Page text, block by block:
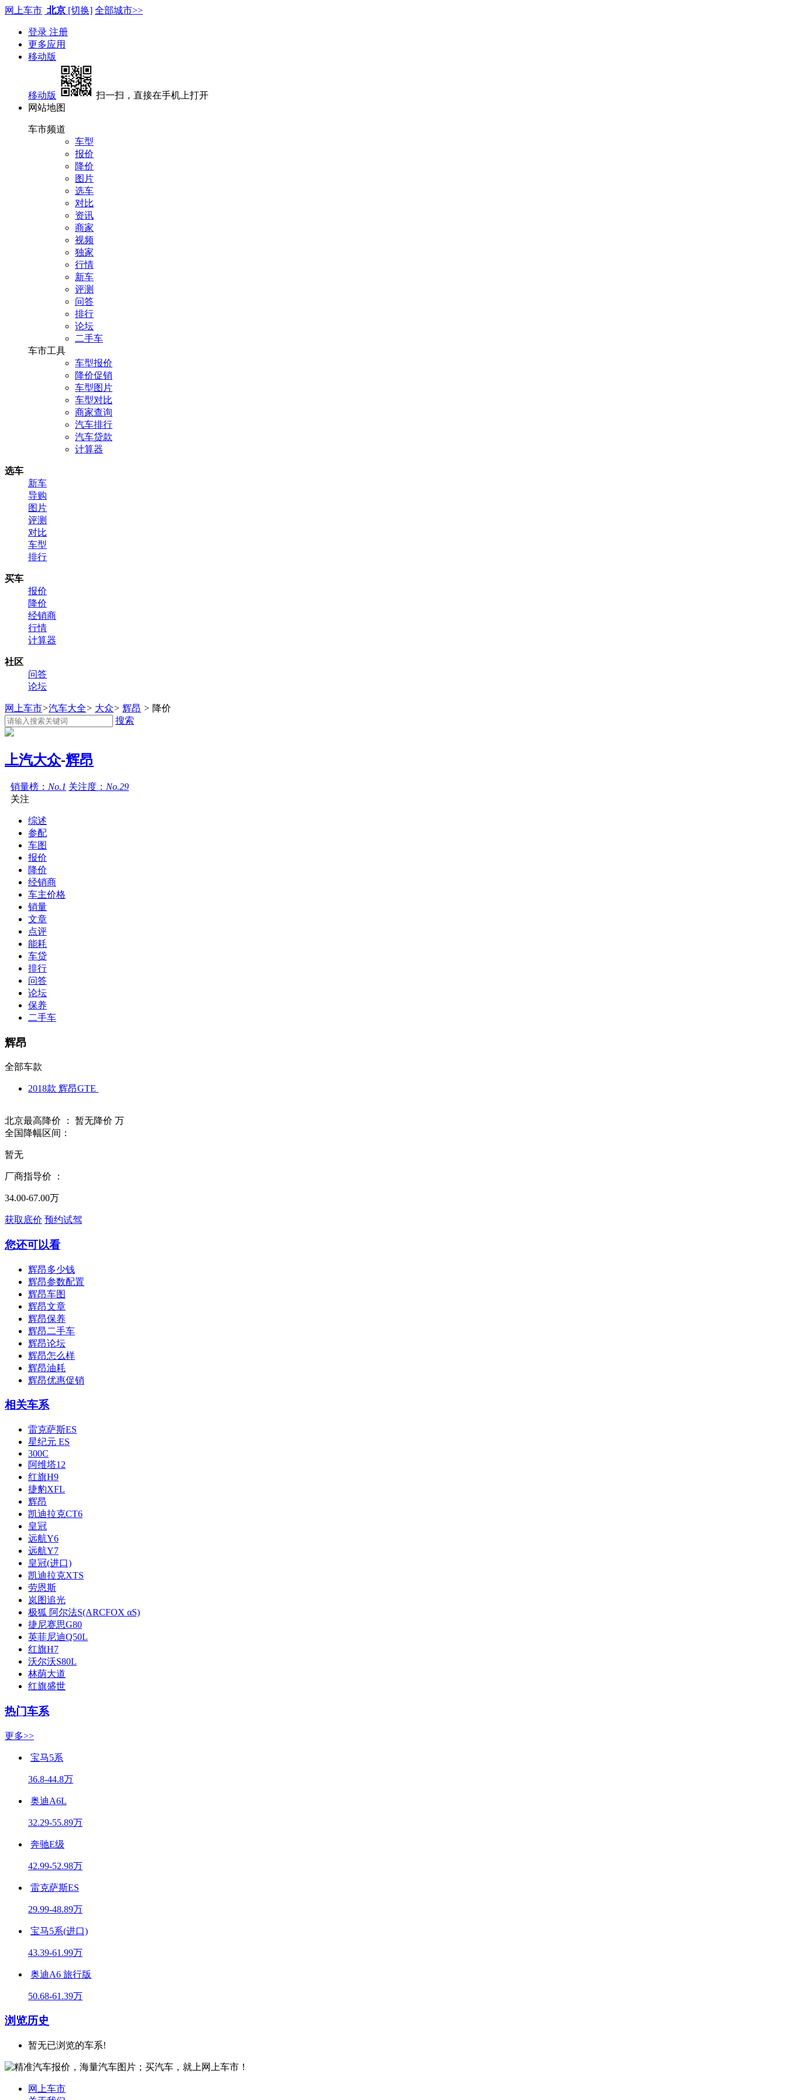
网上车市 北京 [切换] 全部城市>>
登录 注册
更多应用
移动版
移动版
扫一扫，直接在手机上打开
网站地图
车市频道
车型
报价
降价
图片
选车
对比
资讯
商家
视频
独家
行情
新车
评测
问答
排行
论坛
二手车
车市工具
车型报价
降价促销
车型图片
车型对比
商家查询
汽车排行
汽车贷款
计算器
选车
新车
导购
图片
评测
对比
车型
排行
买车
报价
降价
经销商
行情
计算器
社区
问答
论坛
网上车市>汽车大全> 大众> 辉昂 > 降价
搜索
上汽大众-辉昂
销量榜： No.1 关注度： No.29
关注
综述
参配
车图
报价
降价
经销商
车主价格
销量
文章
点评
能耗
车贷
排行
问答
论坛
保养
二手车
辉昂
全部车款
2018款 辉昂GTE
北京最高降价 ： 暂无降价 万
全国降幅区间：
暂无
厂商指导价 ：
34.00-67.00万
获取底价 预约试驾
您还可以看
辉昂多少钱
辉昂参数配置
辉昂车图
辉昂文章
辉昂保养
辉昂二手车
辉昂论坛
辉昂怎么样
辉昂油耗
辉昂优惠促销
相关车系
雷克萨斯ES
星纪元 ES
300C
阿维塔12
红旗H9
捷豹XFL
辉昂
凯迪拉克CT6
皇冠
远航Y6
远航Y7
皇冠(进口)
凯迪拉克XTS
劳恩斯
岚图追光
极狐 阿尔法S(ARCFOX αS)
捷尼赛思G80
英菲尼迪Q50L
红旗H7
沃尔沃S80L
林荫大道
红旗盛世
热门车系
更多>>
宝马5系
36.8-44.8万
奥迪A6L
32.29-55.89万
奔驰E级
42.99-52.98万
雷克萨斯ES
29.99-48.89万
宝马5系(进口)
43.39-61.99万
奥迪A6 旅行版
50.68-61.39万
浏览历史
暂无已浏览的车系!
网上车市